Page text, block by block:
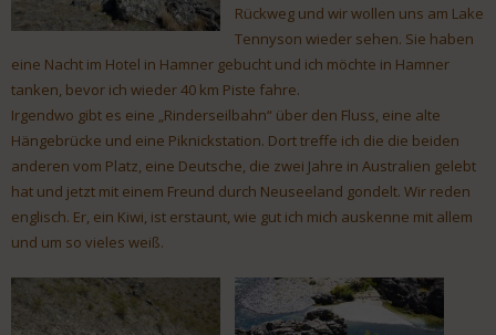
Rückweg und wir wollen uns am Lake
Tennyson wieder sehen. Sie haben
eine Nacht im Hotel in Hamner gebucht und ich möchte in Hamner
tanken, bevor ich wieder 40 km Piste fahre.
Irgendwo gibt es eine „Rinderseilbahn“ über den Fluss, eine alte
Hängebrücke und eine Piknickstation. Dort treffe ich die die beiden
anderen vom Platz, eine Deutsche, die zwei Jahre in Australien gelebt
hat und jetzt mit einem Freund durch Neuseeland gondelt. Wir reden
englisch. Er, ein Kiwi, ist erstaunt, wie gut ich mich auskenne mit allem
und um so vieles weiß.